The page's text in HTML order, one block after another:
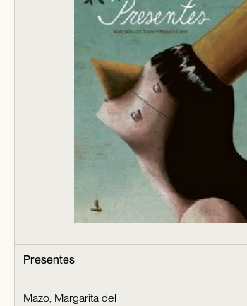
Presentes
Mazo, Margarita del